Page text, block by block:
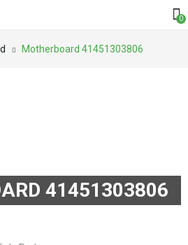
0
Motherboard 41451303806
41451303806